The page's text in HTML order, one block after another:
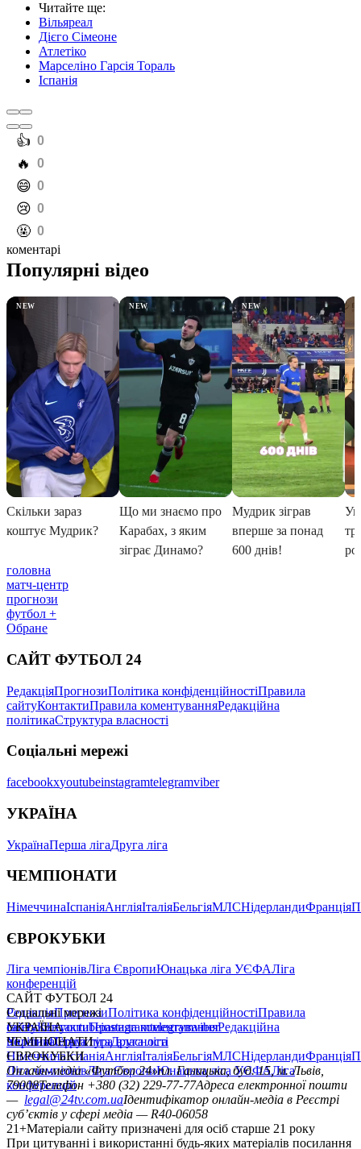
Читайте ще:
Вільяреал
Дієго Сімеоне
Атлетіко
Марселіно Гарсія Тораль
Іспанія
️👍 0
️🔥 0
️😄 0
️😢 0
️🤬 0
коментарі
головна
матч-центр
прогнози
футбол +
Обране
САЙТ ФУТБОЛ 24
РедакціяПрогнозиПолітика конфіденційностіПравила
сайтуКонтактиПравила коментуванняРедакційна
політикаСтруктура власності
Соціальні мережі
facebookxyoutubeinstagramtelegramviber
УКРАЇНА
УкраїнаПерша лігаДруга ліга
ЧЕМПІОНАТИ
НімеччинаІспаніяАнгліяІталіяБельгіяМЛСНідерландиФранція
ЄВРОКУБКИ
Ліга чемпіонівЛіга ЄвропиЮнацька ліга УЄФАЛіга
конференцій
САЙТ ФУТБОЛ 24
РедакціяПрогнозиПолітика конфіденційностіПравила
сайтуКонтактиПравила коментуванняРедакційна
політикаСтруктура власності
Соціальні мережі
facebookxyoutubeinstagramtelegramviber
УКРАЇНА
УкраїнаПерша лігаДруга ліга
ЧЕМПІОНАТИ
НімеччинаІспаніяАнгліяІталіяБельгіяМЛСНідерландиФранція
ЄВРОКУБКИ
Ліга чемпіонівЛіга ЄвропиЮнацька ліга УЄФАЛіга
конференцій
Онлайн-медіа «Футбол 24»пл. Галицька, буд. 15, м. Львів,
79008Телефон +380 (32) 229-77-77Адреса електронної пошти
— legal@24tv.com.uaІдентифікатор онлайн-медіа в Реєстрі
суб’єктів у сфері медіа — R40-06058
21+Матеріали сайту призначені для осіб старше 21 року
При цитуванні і використанні будь-яких матеріалів посилання